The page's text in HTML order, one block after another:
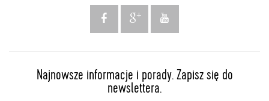
Najnowsze informacje i porady. Zapisz się do
newslettera.